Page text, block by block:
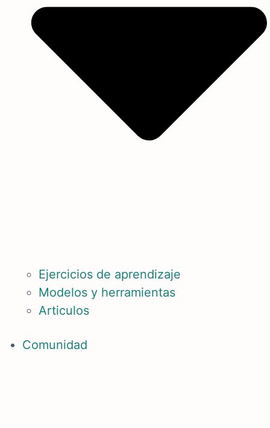
Ejercicios de aprendizaje
Modelos y herramientas
Articulos
Comunidad